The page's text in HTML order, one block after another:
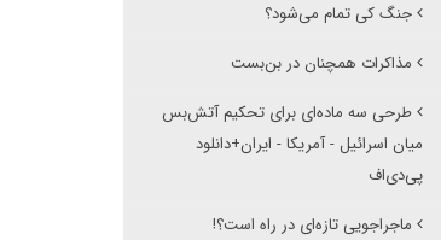
جنگ کی تمام می‌شود؟
مذاکرات همچنان در بن‌بست
طرحی سه ماده‌ای برای تحکیم آتش‌بس
میان اسرائیل - آمریکا - ایران+دانلود
پی‌دی‌اف
ماجراجویی تازه‌ای در راه است؟!